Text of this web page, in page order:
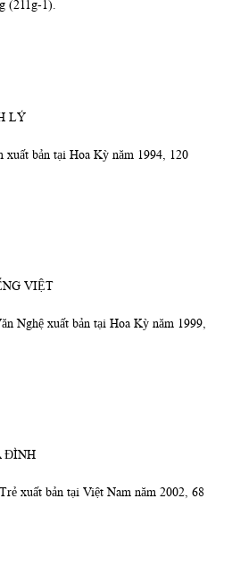
(211g-1).
LÝ
xuất bản tại Hoa Kỳ năm 1994, 120
VIỆT
Nghệ xuất bản tại Hoa Kỳ năm 1999,
ĐÌNH
xuất bản tại Việt Nam năm 2002, 68